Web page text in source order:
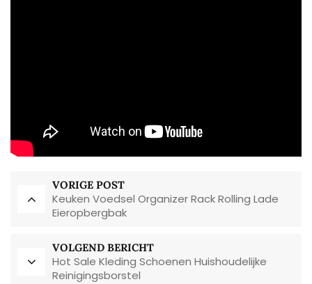
VORIGE POST
Keuken Voedsel Organizer Rack Rolling Lade
Eieropbergbak
VOLGEND BERICHT
Hot Sale Kleding Schoenen Huishoudelijke
Reinigingsborstel